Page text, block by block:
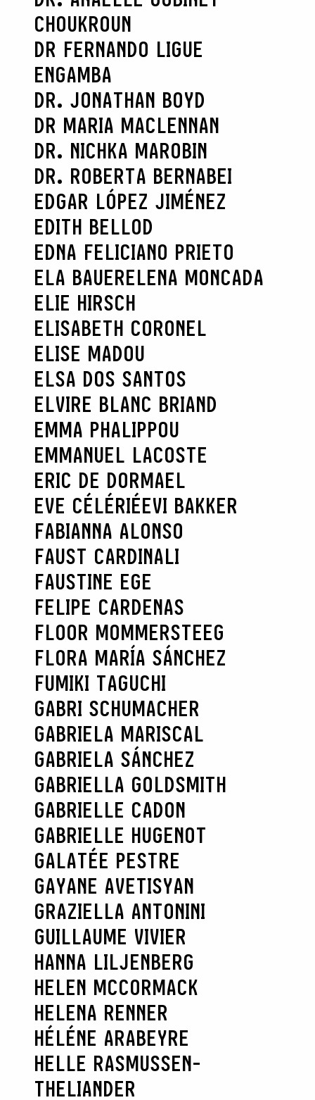
CHOUKROUN
DR FERNANDO LIGUE
ENGAMBA
DR. JONATHAN BOYD
DR MARIA MACLENNAN
DR. NICHKA MAROBIN
DR. ROBERTA BERNABEI
EDGAR LÓPEZ JIMÉNEZ
EDITH BELLOD
EDNA FELICIANO PRIETO
ELA BAUERELENA MONCADA
ELIE HIRSCH
ELISABETH CORONEL
ELISE MADOU
ELSA DOS SANTOS
ELVIRE BLANC BRIAND
EMMA PHALIPPOU
EMMANUEL LACOSTE
ERIC DE DORMAEL
EVE CÉLÉRIÉEVI BAKKER
FABIANNA ALONSO
FAUST CARDINALI
FAUSTINE EGE
FELIPE CARDENAS
FLOOR MOMMERSTEEG
FLORA MARÍA SÁNCHEZ
FUMIKI TAGUCHI
GABRI SCHUMACHER
GABRIELA MARISCAL
GABRIELA SÁNCHEZ
GABRIELLA GOLDSMITH
GABRIELLE CADON
GABRIELLE HUGENOT
GALATÉE PESTRE
GAYANE AVETISYAN
GRAZIELLA ANTONINI
GUILLAUME VIVIER
HANNA LILJENBERG
HELEN MCCORMACK
HELENA RENNER
HÉLÉNE ARABEYRE
HELLE RASMUSSEN-
THELIANDER